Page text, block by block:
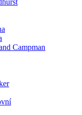
Campman